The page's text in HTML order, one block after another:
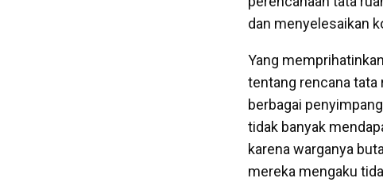
dan menyelesaikan
Yang
tentang rencana tata
berbagai
tidak banyak
karena warganya
mereka mengaku